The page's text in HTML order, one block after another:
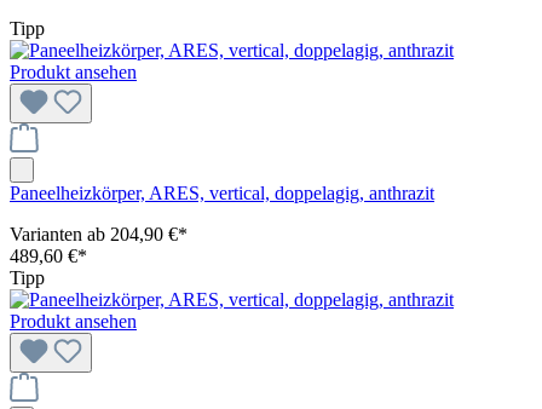
Tipp
Produkt ansehen
Paneelheizkörper, ARES, vertical, doppelagig, anthrazit
Varianten ab 204,90 €*
489,60 €*
Tipp
Produkt ansehen